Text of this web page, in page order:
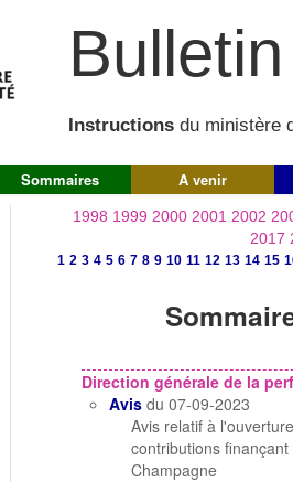
Instructions du ministère
Sommaires A venir
1998 1999 2000 2001 2002
2017
1 2 3 4 5 6 7 8 9 10 11 12 13 14 15
Direction générale de la
Avis du 07-09-2023
Avis relatif à
contributions
Champagne